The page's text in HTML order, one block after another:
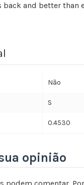
and better than
Não
S
0.4530
opinião